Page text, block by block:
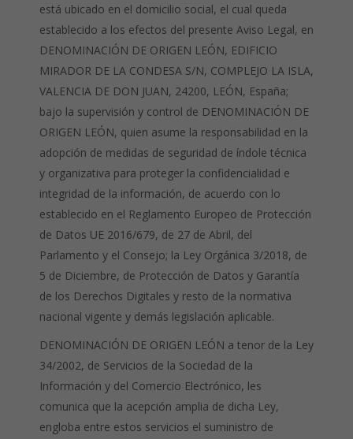
está ubicado en el domicilio social, el cual queda
establecido a los efectos del presente Aviso Legal, en
DENOMINACIÓN DE ORIGEN LEÓN, EDIFICIO
MIRADOR DE LA CONDESA S/N, COMPLEJO LA ISLA,
VALENCIA DE DON JUAN, 24200, LEÓN, España;
bajo la supervisión y control de DENOMINACIÓN DE
ORIGEN LEÓN, quien asume la responsabilidad en la
adopción de medidas de seguridad de índole técnica
y organizativa para proteger la confidencialidad e
integridad de la información, de acuerdo con lo
establecido en el Reglamento Europeo de Protección
de Datos UE 2016/679, de 27 de Abril, del
Parlamento y el Consejo; la Ley Orgánica 3/2018, de
5 de Diciembre, de Protección de Datos y Garantía
de los Derechos Digitales y resto de la normativa
nacional vigente y demás legislación aplicable.
DENOMINACIÓN DE ORIGEN LEÓN a tenor de la Ley
34/2002, de Servicios de la Sociedad de la
Información y del Comercio Electrónico, les
comunica que la acepción amplia de dicha Ley,
engloba entre estos servicios el suministro de